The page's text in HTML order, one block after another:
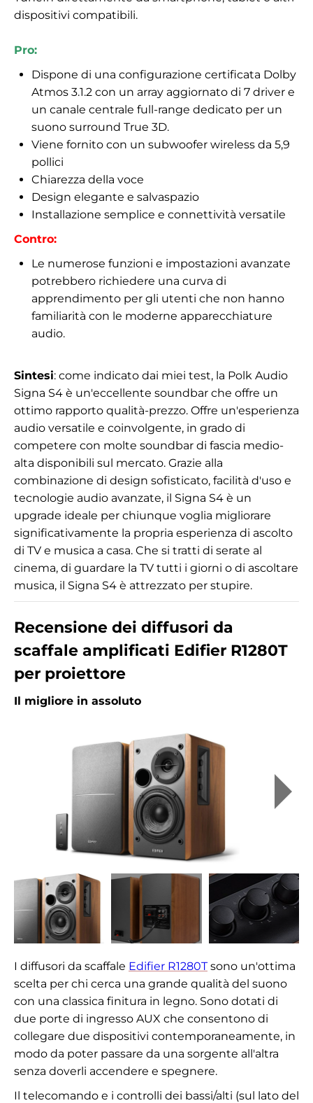
dispositivi compatibili.
Pro:
Dispone di una configurazione certificata Dolby
Atmos 3.1.2 con un array aggiornato di 7 driver e
un canale centrale full-range dedicato per un
suono surround True 3D.
Viene fornito con un subwoofer wireless da 5,9
pollici
Chiarezza della voce
Design elegante e salvaspazio
Installazione semplice e connettività versatile
Contro:
Le numerose funzioni e impostazioni avanzate
potrebbero richiedere una curva di
apprendimento per gli utenti che non hanno
familiarità con le moderne apparecchiature
audio.
Sintesi: come indicato dai miei test, la Polk Audio
Signa S4 è un'eccellente soundbar che offre un
ottimo rapporto qualità-prezzo. Offre un'esperienza
audio versatile e coinvolgente, in grado di
competere con molte soundbar di fascia medio-
alta disponibili sul mercato. Grazie alla
combinazione di design sofisticato, facilità d'uso e
tecnologie audio avanzate, il Signa S4 è un
upgrade ideale per chiunque voglia migliorare
significativamente la propria esperienza di ascolto
di TV e musica a casa. Che si tratti di serate al
cinema, di guardare la TV tutti i giorni o di ascoltare
musica, il Signa S4 è attrezzato per stupire.
Recensione dei diffusori da
scaffale amplificati Edifier R1280T
per proiettore
Il migliore in assoluto
I diffusori da scaffale Edifier R1280Tsono un'ottima
scelta per chi cerca una grande qualità del suono
con una classica finitura in legno. Sono dotati di
due porte di ingresso AUX che consentono di
collegare due dispositivi contemporaneamente, in
modo da poter passare da una sorgente all'altra
senza doverli accendere e spegnere.
Il telecomando e i controlli dei bassi/alti (sul lato del